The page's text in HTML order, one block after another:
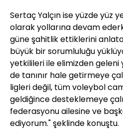
Sertaç Yalçın ise yüzde yüz
olarak yollarına devam
güne şahitlik ettiklerini
büyük bir sorumluluğu
yetkilileri ile elimizden
de tanınır hale getirmeye
ligleri değil, tüm voleybol
geldiğince desteklemeye
federasyonu ailesine ve
ediyorum." şeklinde konuştu.